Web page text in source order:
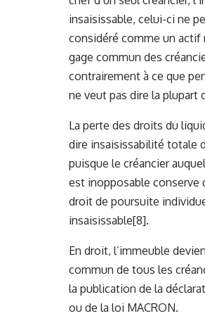
insaisissable, celui-ci ne
considéré comme un actif
gage commun des
contrairement à ce que
ne veut pas dire la plupart
La perte des droits du
dire insaisissabilité totale
puisque le créancier
est inopposable conserve
droit de poursuite
insaisissable[8].
En droit, l’immeuble
commun de tous les
la publication de la
ou de la loi MACRON.